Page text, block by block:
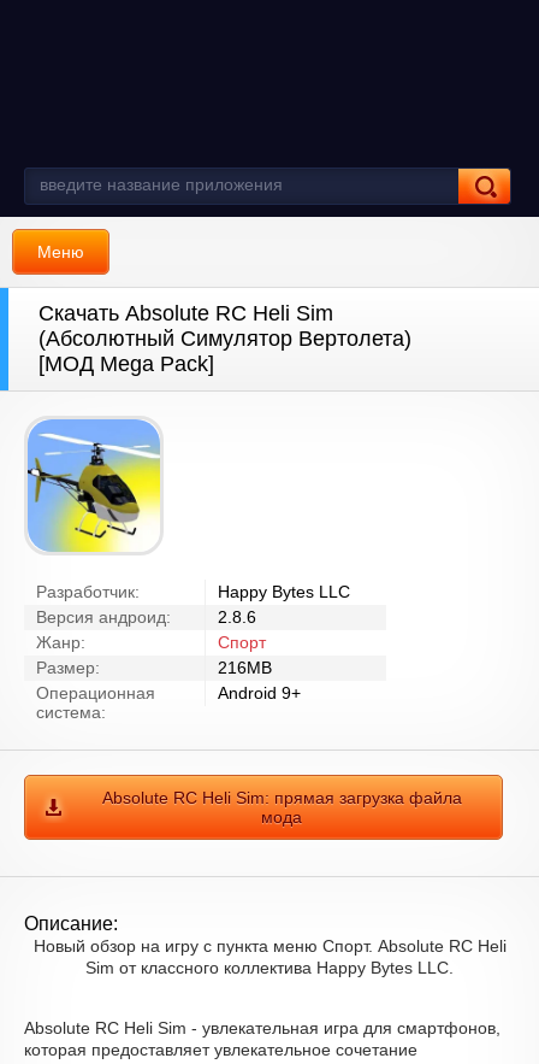
Меню
Скачать Absolute RC Heli Sim
(Абсолютный Симулятор Вертолета)
[МОД Mega Pack]
Разработчик:
Happy Bytes LLC
Версия андроид:
2.8.6
Жанр:
Спорт
Размер:
216MB
Операционная
система:
Android 9+
Absolute RC Heli Sim: прямая загрузка файла
мода
Описание:
Новый обзор на игру с пункта меню Спорт. Absolute RC Heli
Sim от классного коллектива Happy Bytes LLC.
Absolute RC Heli Sim - увлекательная игра для смартфонов,
которая предоставляет увлекательное сочетание